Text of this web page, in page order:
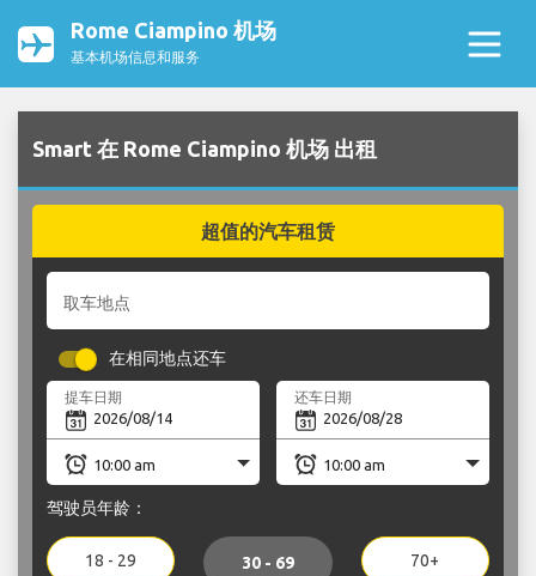
Rome Ciampino 机场
基本机场信息和服务
Smart 在 Rome Ciampino 机场 出租
超值的汽车租赁
取车地点
在相同地点还车
提车日期 还车日期
驾驶员年龄：
18 - 29 30 - 69 70+